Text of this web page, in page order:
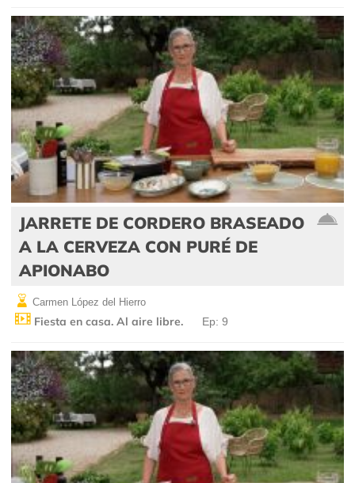
JARRETE DE CORDERO BRASEADO
A LA CERVEZA CON PURÉ DE
APIONABO
Carmen López del Hierro
Fiesta en casa. Al aire libre. Ep: 9